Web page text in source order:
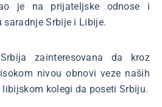
je na prijateljske odnose i
Srbije i Libije.
zainteresovana da kroz
nivou obnovi veze naših
kolegi da poseti Srbiju.